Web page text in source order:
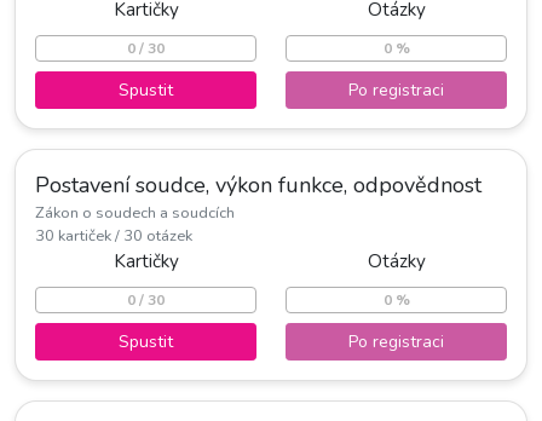
Kartičky
0 / 30
Spustit
Otázky
0 %
Po registraci
Postavení soudce, výkon funkce, odpovědnost
Zákon o soudech a soudcích
30 kartiček / 30 otázek
Kartičky
0 / 30
Spustit
Otázky
0 %
Po registraci